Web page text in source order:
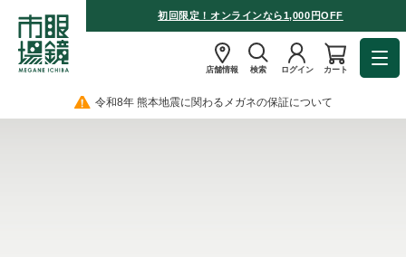
初回限定！オンラインなら1,000円OFF
店舗情報 検索 ログイン カート
令和8年 熊本地震に関わるメガネの保証について